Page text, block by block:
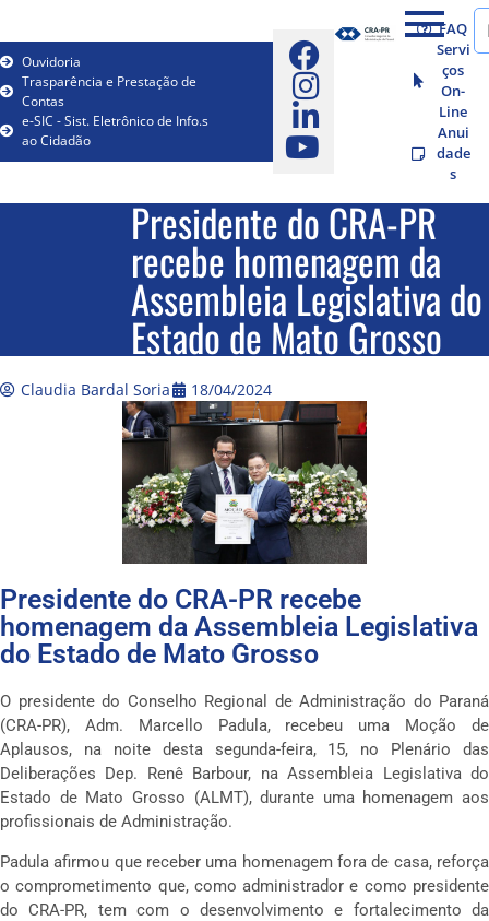
Ouvidoria
Trasparência e Prestação de
Contas
e-SIC - Sist. Eletrônico de Info.s
ao Cidadão
FAQ
Servi
ços
On-
Line
Anui
dade
s
Presidente do CRA-PR
recebe homenagem da
Assembleia Legislativa do
Estado de Mato Grosso
Claudia Bardal Soria 18/04/2024
Presidente do CRA-PR recebe
homenagem da Assembleia Legislativa
do Estado de Mato Grosso
O presidente do Conselho Regional de Administração do Paraná
(CRA-PR), Adm. Marcello Padula, recebeu uma Moção de
Aplausos, na noite desta segunda-feira, 15, no Plenário das
Deliberações Dep. Renê Barbour, na Assembleia Legislativa do
Estado de Mato Grosso (ALMT), durante uma homenagem aos
profissionais de Administração.
Padula afirmou que receber uma homenagem fora de casa, reforça
o comprometimento que, como administrador e como presidente
do CRA-PR, tem com o desenvolvimento e fortalecimento da